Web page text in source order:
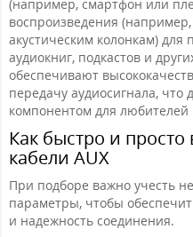
(например, смартфон или
воспроизведения
акустическим колонкам)
аудиокниг, подкастов и
обеспечивают
передачу аудиосигнала,
компонентом для
Как быстро и
кабели AUX
При подборе важно учесть
параметры, чтобы
и надежность соединения.